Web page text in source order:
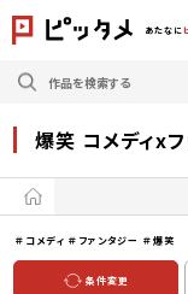
あたなに
爆笑 コメディx
＃コメディ ＃ファンタジー ＃爆笑
条件変更